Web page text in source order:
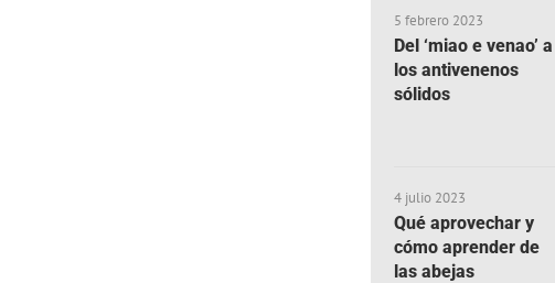
5 febrero 2023
Del ‘miao e venao’ a
los antivenenos
sólidos
4 julio 2023
Qué aprovechar y
cómo aprender de
las abejas